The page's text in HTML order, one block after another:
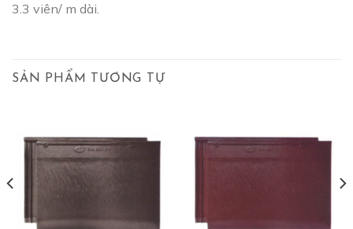
3.3 viên/ m dài.
SẢN PHẨM TƯƠNG TỰ